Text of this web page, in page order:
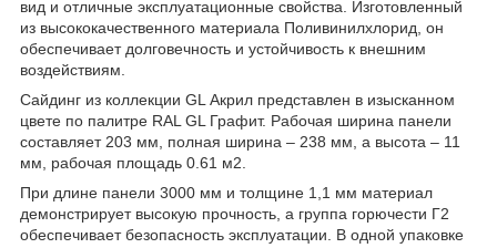
вид и отличные эксплуатационные свойства. Изготовленный
из высококачественного материала Поливинилхлорид, он
обеспечивает долговечность и устойчивость к внешним
воздействиям.
Сайдинг из коллекции GL Акрил представлен в изысканном
цвете по палитре RAL GL Графит. Рабочая ширина панели
составляет 203 мм, полная ширина – 238 мм, а высота – 11
мм, рабочая площадь 0.61 м2.
При длине панели 3000 мм и толщине 1,1 мм материал
демонстрирует высокую прочность, а группа горючести Г2
обеспечивает безопасность эксплуатации. В одной упаковке